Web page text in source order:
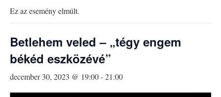
Ez az esemény elmúlt.
Betlehem veled – „tégy engem
békéd eszközévé”
december 30, 2023 @ 19:00-21:00